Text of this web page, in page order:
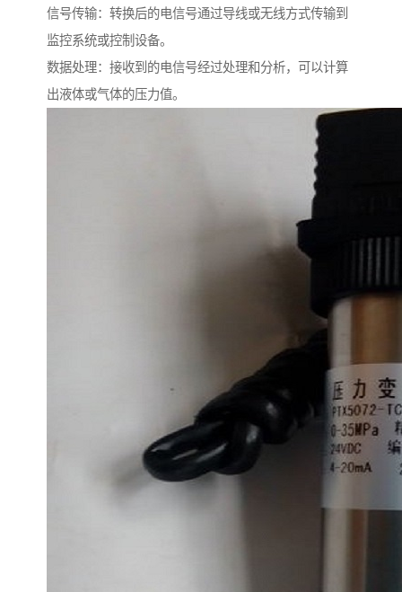
信号传输：转换后的电信号通过导线或无线方式传输到
监控系统或控制设备。
数据处理：接收到的电信号经过处理和分析，可以计算
出液体或气体的压力值。